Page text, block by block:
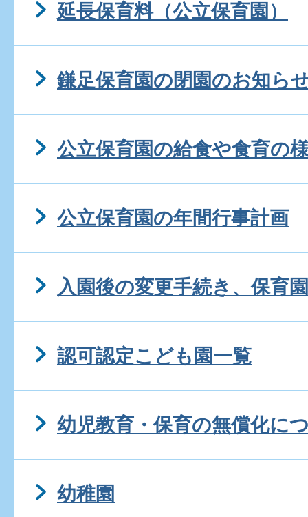
延長保育料（公立保育園）
鎌足保育園の閉園のお知ら
公立保育園の給食や食育の
公立保育園の年間行事計画
入園後の変更手続き、保育
認可認定こども園一覧
幼児教育・保育の無償化に
幼稚園